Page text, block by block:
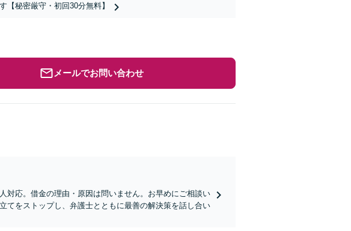
【秘密厳守・初回30分無料】
メールでお問い合わせ
対応。借金の理由・原因は問いません。お早めにご相談い
てをストップし、弁護士とともに最善の解決策を話し合い